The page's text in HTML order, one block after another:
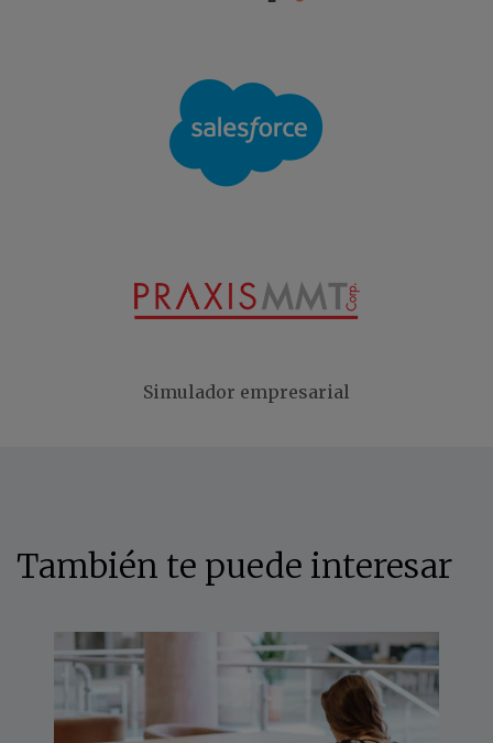
Simulador empresarial
También te puede interesar